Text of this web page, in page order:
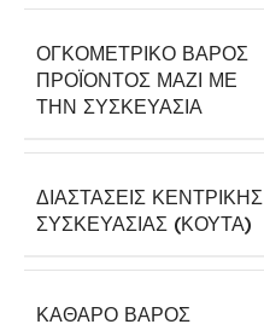
ΟΓΚΟΜΕΤΡΙΚΌ ΒΆΡΟΣ
ΠΡΟΪΌΝΤΟΣ ΜΑΖΊ ΜΕ
ΤΗΝ ΣΥΣΚΕΥΑΣΊΑ
ΔΙΑΣΤΆΣΕΙΣ ΚΕΝΤΡΙΚΉΣ
ΣΥΣΚΕΥΑΣΊΑΣ (ΚΟΎΤΑ)
ΚΑΘΑΡΌ ΒΆΡΟΣ